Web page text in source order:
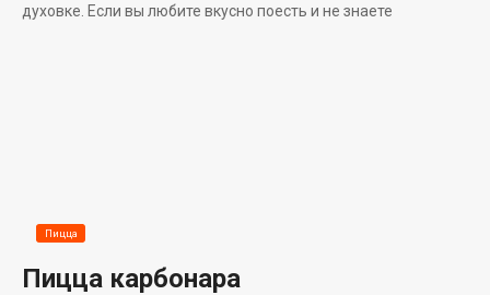
духовке. Если вы любите вкусно поесть и не знаете
Пицца
Пицца карбонара